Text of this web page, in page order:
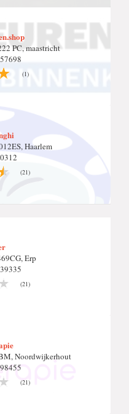
PC, maastricht
(1)
Haarlem
(21)
Erp
(21)
Noordwijkerhout
(21)